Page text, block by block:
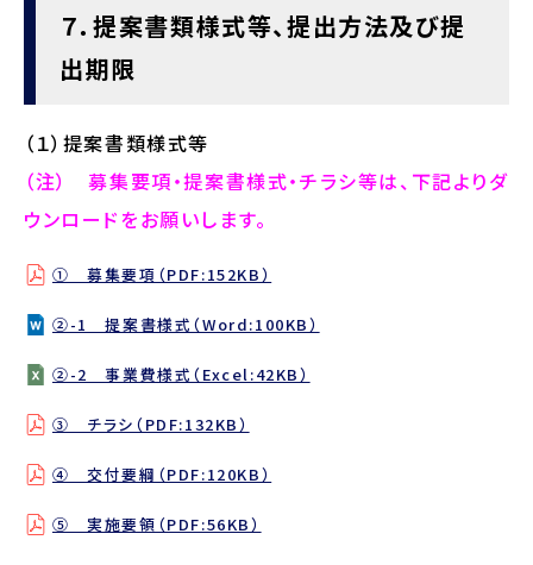
７．提案書類様式等、提出方法及び提
出期限
（１）提案書類様式等
（注） 募集要項・提案書様式・チラシ等は、下記よりダ
ウンロードをお願いします。
① 募集要項（PDF:152KB）
②-1 提案書様式（Word:100KB）
②-2 事業費様式（Excel:42KB）
③ チラシ（PDF:132KB）
④ 交付要綱（PDF:120KB）
⑤ 実施要領（PDF:56KB）